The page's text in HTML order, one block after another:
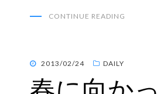
CONTINUE READING
POSTED
2013/02/24 DAILY